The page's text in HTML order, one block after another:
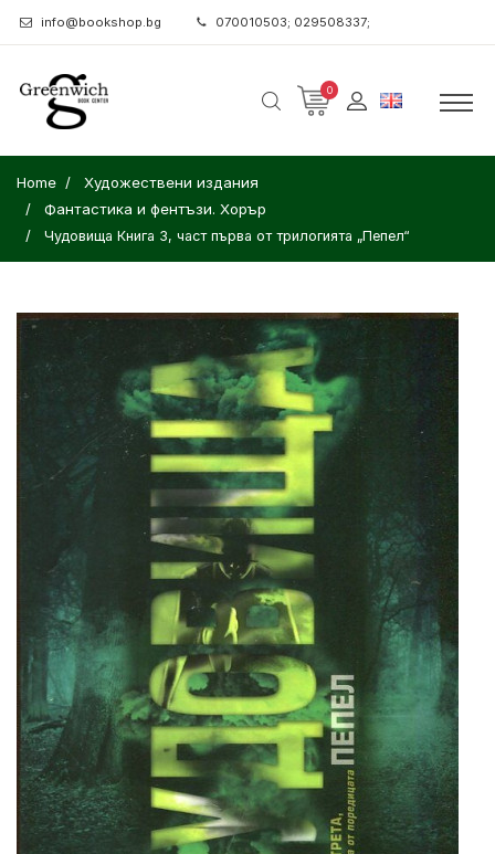
info@bookshop.bg 070010503; 029508337;
0
Home
Художествени издания
Фантастика и фентъзи. Хорър
Чудовища Книга 3, част първа от трилогията „Пепел“